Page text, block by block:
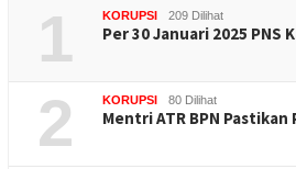
1 KORUPSI 209 Dilihat
Per 30 Januari 2025
2 KORUPSI 80 Dilihat
Mentri ATR BPN